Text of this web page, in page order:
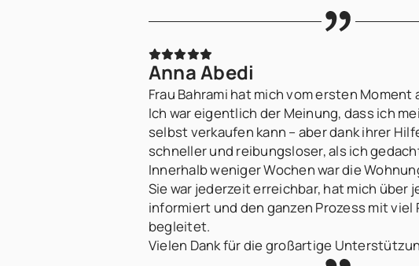
Anna Abedi
Frau Bahrami hat mich vom ersten Moment
Ich war eigentlich der Meinung, dass ich
selbst verkaufen kann – aber dank ihrer
schneller und reibungsloser, als ich
Innerhalb weniger Wochen war die
Sie war jederzeit erreichbar, hat mich über
informiert und den ganzen Prozess mit
begleitet.
Vielen Dank für die großartige